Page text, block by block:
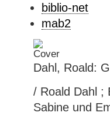
biblio-net
mab2
Dahl, Roald:
/ Roald Dahl ;
Sabine und